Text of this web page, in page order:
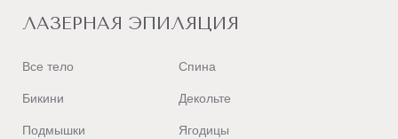
ЛАЗЕРНАЯ ЭПИЛЯЦИЯ
Все тело
Бикини
Подмышки
Спина
Декольте
Ягодицы